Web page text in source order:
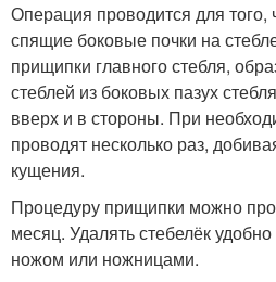
Операция проводится для того,
спящие боковые почки на
прищипки главного стебля,
стеблей из боковых пазух
вверх и в стороны. При
проводят несколько раз,
кущения.
Процедуру прищипки можно
месяц. Удалять стебелёк
ножом или ножницами.